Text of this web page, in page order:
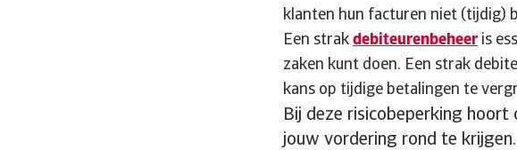
klanten hun facturen niet (tijdig)
Een strak debiteurenbeheer is
zaken kunt doen. Een strak
kans op tijdige betalingen te
Bij deze risicobeperking hoort
jouw vordering rond te